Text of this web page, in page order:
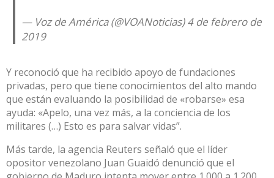
— Voz de América (@VOANoticias)4 de febrero de
2019
Y reconoció que ha recibido apoyo de fundaciones
privadas, pero que tiene conocimientos del alto mando
que están evaluando la posibilidad de «robarse» esa
ayuda: «Apelo, una vez más, a la conciencia de los
militares (…) Esto es para salvar vidas”.
Más tarde, la agencia Reuters señaló que el líder
opositor venezolano Juan Guaidó denunció que el